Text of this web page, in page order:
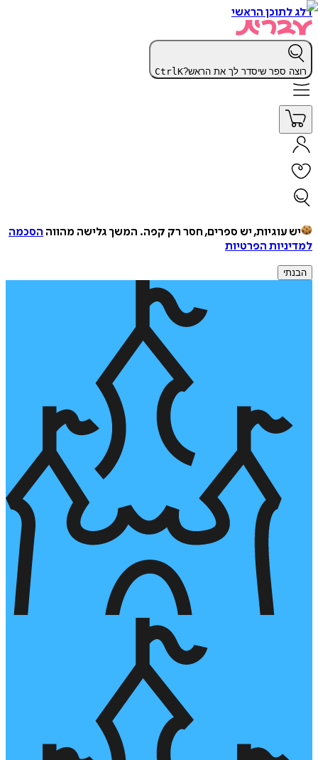
דלג לתוכן הראשי
רוצה ספר שיסדר לך את הראש? CtrlK
יש עוגיות, יש ספרים, חסר רק קפה. המשך גלישה מהווה הסכמה
למדיניות הפרטיות
הבנתי